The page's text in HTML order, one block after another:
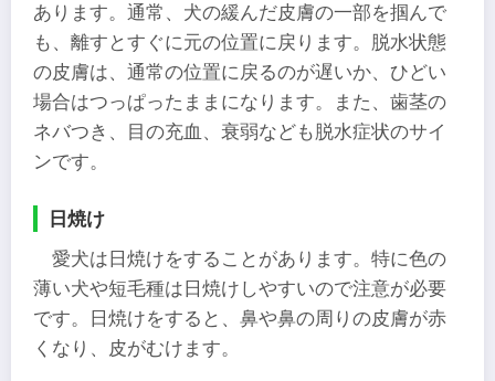
あります。通常、犬の緩んだ皮膚の一部を掴んで
も、離すとすぐに元の位置に戻ります。脱水状態
の皮膚は、通常の位置に戻るのが遅いか、ひどい
場合はつっぱったままになります。また、歯茎の
ネバつき、目の充血、衰弱なども脱水症状のサイ
ンです。
日焼け
愛犬は日焼けをすることがあります。特に色の
薄い犬や短毛種は日焼けしやすいので注意が必要
です。日焼けをすると、鼻や鼻の周りの皮膚が赤
くなり、皮がむけます。